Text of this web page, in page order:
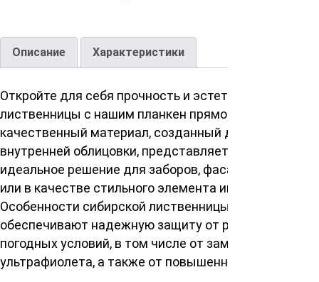
Описание Характеристики
Откройте для себя прочность и эстетику сибирской
лиственницы с нашим планкен прямой. Этот
качественный материал, созданный для внешней и
внутренней облицовки, представляет собой
идеальное решение для заборов, фасадных работ
или в качестве стильного элемента интерьера.
Особенности сибирской лиственницы
обеспечивают надежную защиту от различных
погодных условий, в том числе от заморозков,
ультрафиолета, а также от повышенной влажности.